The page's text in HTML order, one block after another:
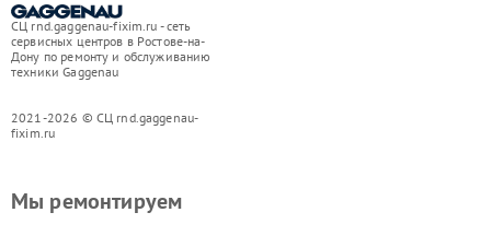
СЦ rnd.gaggenau-fixim.ru - сеть
сервисных центров в Ростове-на-
Дону по ремонту и обслуживанию
техники Gaggenau
2021-2026 © СЦ rnd.gaggenau-
fixim.ru
Мы ремонтируем